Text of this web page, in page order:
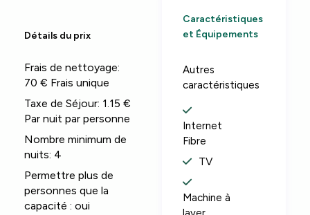
Détails du prix
Frais de nettoyage:
70 € Frais unique
Taxe de Séjour: 1.15 €
Par nuit par personne
Nombre minimum de
nuits: 4
Permettre plus de
personnes que la
capacité :oui
Caractéristiques
et Équipements
Autres
caractéristiques
Internet
Fibre
TV
Machine à